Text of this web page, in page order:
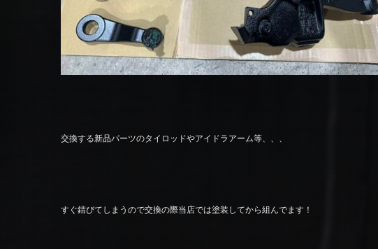
交換する新品パーツのタイロッドやアイドラアーム等、、、
すぐ錆びてしまうので交換の際当店では塗装してから組んでます！